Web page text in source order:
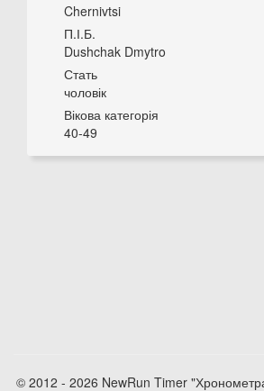
Chernivtsi
П.І.Б.
Dushchak Dmytro
Стать
чоловік
Вікова категорія
40-49
© 2012 - 2026 NewRun Timer